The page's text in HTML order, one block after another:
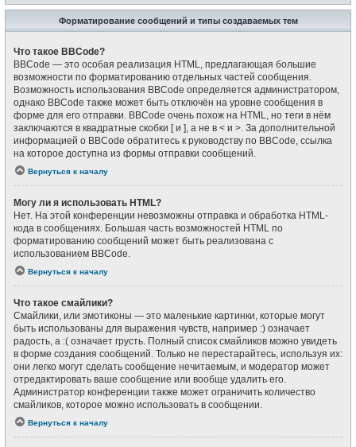
Форматирование сообщений и типы создаваемых тем
Что такое BBCode?
BBCode — это особая реализация HTML, предлагающая большие
возможности по форматированию отдельных частей сообщения.
Возможность использования BBCode определяется администратором,
однако BBCode также может быть отключён на уровне сообщения в
форме для его отправки. BBCode очень похож на HTML, но теги в нём
заключаются в квадратные скобки [ и ], а не в < и >. За дополнительной
информацией о BBCode обратитесь к руководству по BBCode, ссылка
на которое доступна из формы отправки сообщений.
Вернуться к началу
Могу ли я использовать HTML?
Нет. На этой конференции невозможны отправка и обработка HTML-
кода в сообщениях. Большая часть возможностей HTML по
форматированию сообщений может быть реализована с
использованием BBCode.
Вернуться к началу
Что такое смайлики?
Смайлики, или эмотиконы — это маленькие картинки, которые могут
быть использованы для выражения чувств, например :) означает
радость, а :( означает грусть. Полный список смайликов можно увидеть
в форме создания сообщений. Только не перестарайтесь, используя их:
они легко могут сделать сообщение нечитаемым, и модератор может
отредактировать ваше сообщение или вообще удалить его.
Администратор конференции также может ограничить количество
смайликов, которое можно использовать в сообщении.
Вернуться к началу